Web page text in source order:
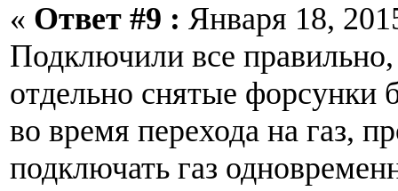
« Ответ #9 : Января 18,
Подключили все
отдельно снятые форсунки
во время перехода на газ,
подключать газ